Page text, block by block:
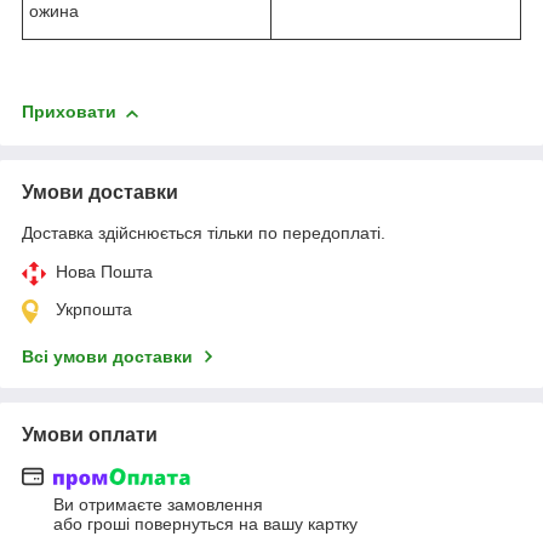
ожина
Приховати
Умови доставки
Доставка здійснюється тільки по передоплаті.
Нова Пошта
Укрпошта
Всі умови доставки
Умови оплати
Ви отримаєте замовлення
або гроші повернуться на вашу картку